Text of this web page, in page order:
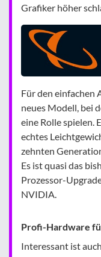
Grafiker höher
Für den einfachen
neues Modell, bei
eine Rolle spielen.
echtes
zehnten
Es ist quasi das
Prozessor-
NVIDIA.
Profi-Hardware
Interessant ist